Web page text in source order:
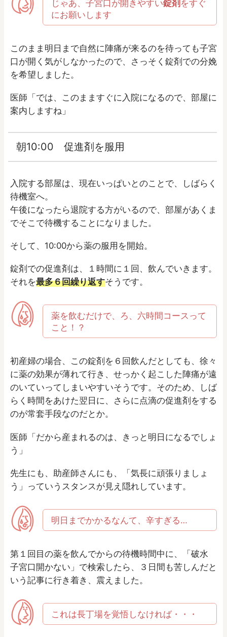
じゃあ、子宮口が開きやすい錠剤 をすぐ
にお願いします
このまま明日まで自然に陣痛が来るのを待っても子宮
口が開く気がしなかったので、さっそく錠剤での分娩
を希望しました。
医師「では、このまますぐに入院になるので、部屋に
案内しますね」
朝10:00 促進剤を服用
入院する部屋は、現在いっぱいとのことで、しばらく
待機室へ。
午後になったら退院する方がいるので、部屋があくま
でそこで待機することになりました。
そして、10:00から薬の服用を開始。
錠剤での促進剤は、１時間に１回、飲んでいきます。
それを最多６回繰り返すそうです。
薬を飲むだけで、ろ、六時間コースって
こと！？
初産婦の場合、この錠剤を６回飲んだとしても、徐々
に薬の効果が薄れて行き、せっかく起こした陣痛が遠
のいていってしまいやすいそうです。そのため、しば
らく時間をあけた翌日に、さらに点滴の促進剤をする
のが常套手段なのだとか。
医師「だから産まれるのは、きっと明日になるでしょ
う」
先生にも、助産師さんにも、「気長に頑張りましょ
う」っていうスタンスが見え隠れしています。
明日までかかるなんて、辛すぎる…
第１回目の薬を飲んでからの待機時間中に、「破水
子宮口開かない」で検索したら、３日間も苦しんだと
いう記事に行き着き、震えました。
これは長丁場を覚悟しなければ・・・